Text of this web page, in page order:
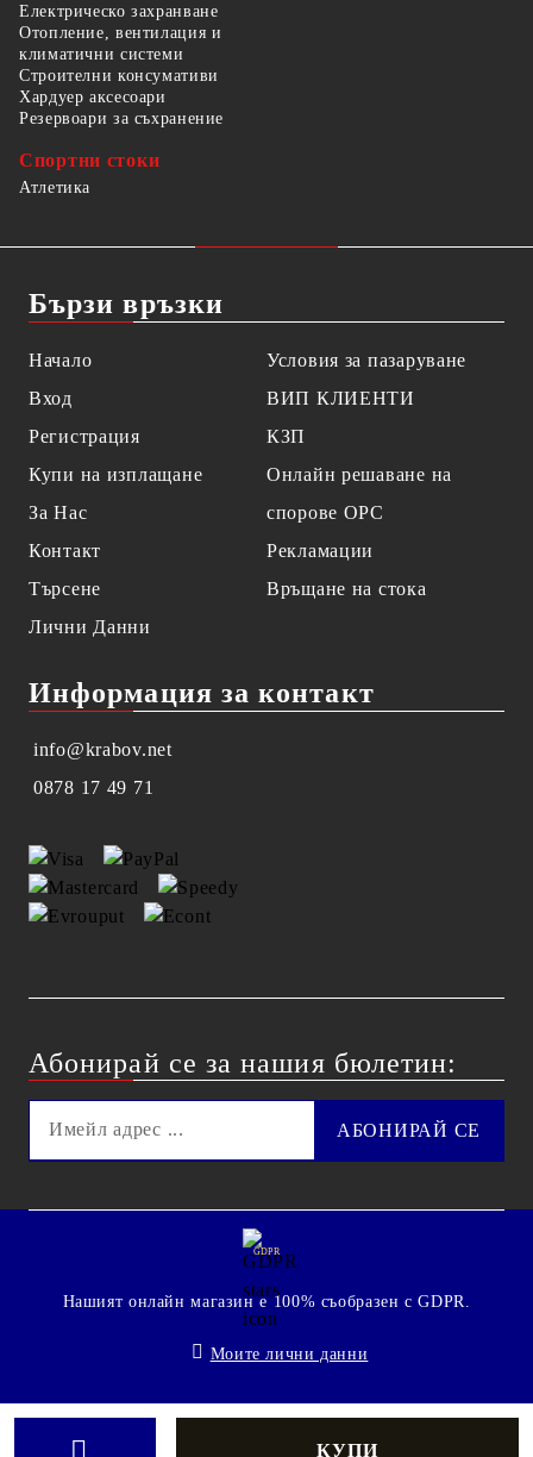
Електрическо захранване
Отопление, вентилация и
климатични системи
Строителни консумативи
Хардуер аксесоари
Резервоари за съхранение
Спортни стоки
Атлетика
Бързи връзки
Начало
Вход
Регистрация
Купи на изплащане
За Нас
Контакт
Търсене
Лични Данни
Условия за пазаруване
ВИП КЛИЕНТИ
КЗП
Онлайн решаване на
спорове OPC
Рекламации
Връщане на стока
Информация за контакт
info@krabov.net
0878 17 49 71
Абонирай се за нашия бюлетин:
GDPR
Нашият онлайн магазин е 100% съобразен с GDPR.
Моите лични данни